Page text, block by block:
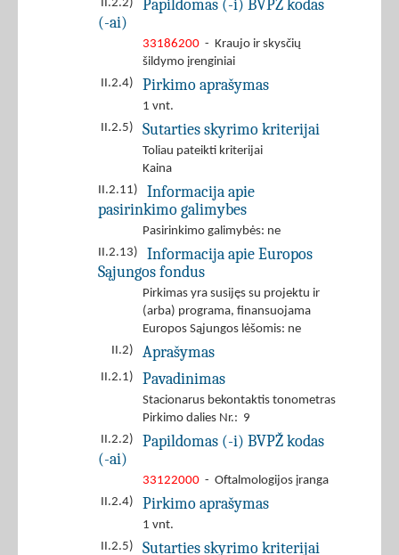
II.2.2)
Papildomas (-i) BVPŽ kodas
(-ai)
33186200 - Kraujo ir skysčių
šildymo įrenginiai
II.2.4)
Pirkimo aprašymas
1 vnt.
II.2.5)
Sutarties skyrimo kriterijai
Toliau pateikti kriterijai
Kaina
II.2.11)
Informacija apie
pasirinkimo galimybes
Pasirinkimo galimybės: ne
II.2.13)
Informacija apie Europos
Sąjungos fondus
Pirkimas yra susijęs su projektu ir
(arba) programa, finansuojama
Europos Sąjungos lėšomis: ne
II.2)
Aprašymas
II.2.1) Pavadinimas
Stacionarus bekontaktis tonometras
Pirkimo dalies Nr.: 9
II.2.2)
Papildomas (-i) BVPŽ kodas
(-ai)
33122000 - Oftalmologijos įranga
II.2.4)
Pirkimo aprašymas
1 vnt.
II.2.5)
Sutarties skyrimo kriterijai